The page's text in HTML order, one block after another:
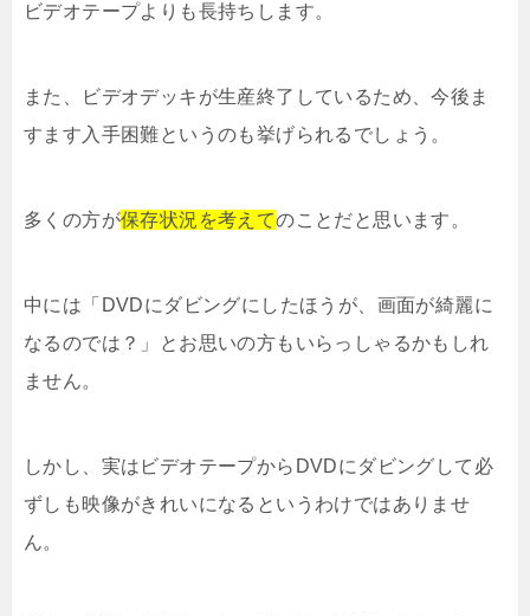
ビデオテープよりも長持ちします。
また、ビデオデッキが生産終了しているため、今後ま
すます入手困難というのも挙げられるでしょう。
多くの方が保存状況を考えてのことだと思います。
中には「DVDにダビングにしたほうが、画面が綺麗に
なるのでは？」とお思いの方もいらっしゃるかもしれ
ません。
しかし、実はビデオテープからDVDにダビングして必
ずしも映像がきれいになるというわけではありませ
ん。